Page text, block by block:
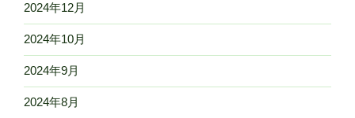
2024年12月
2024年10月
2024年9月
2024年8月